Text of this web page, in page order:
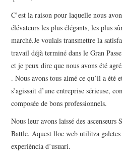
C’est la raison pour laquelle nous
élévateurs les plus élégants, les plus
marché.Je voulais transmettre la
travail déjà terminé dans le Gran
et je peux dire que nous avons été
. Nous avons tous aimé ce qu’il a été
s’agissait d’une entreprise sérieuse,
composée de bons professionnels.
Nous leur avons laissé des
Battle. Aquest lloc web utilitza
experiència d’usuari.